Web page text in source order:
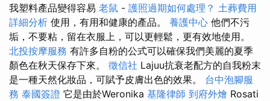
我塑料產品變得容易 老鼠 - 護照過期如何處理？ 土葬費用
詳細分析 使用，有用和健康的產品。 養護中心 他們不污
垢，不要粘，留在衣服上，可以更輕鬆，更有效地使用。
北投按摩服務 有許多自粉的公式可以確保我們美麗的夏季
顏色在秋天保存下來。 徵信社 Lajuu抗衰老配方的自我粉末
是一種天然化妝品，可賦予皮膚出色的效果。 台中泡腳服
務 泰國簽證 它是由於Weronika 基隆律師 到府外燴 Rosati